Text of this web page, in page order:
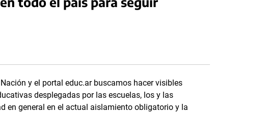
y el portal educ.ar buscamos hacer visibles
desplegadas por las escuelas, los y las
en general en el actual aislamiento obligatorio y la